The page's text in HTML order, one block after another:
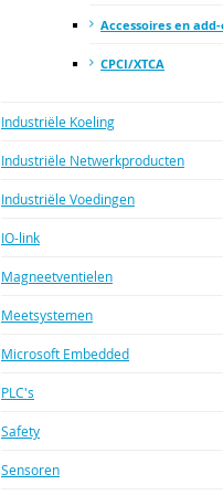
Accessoires en
CPCI/XTCA
Industriële Koeling
Industriële Netwerkproducten
Industriële Voedingen
IO-link
Magneetventielen
Meetsystemen
Microsoft Embedded
PLC's
Safety
Sensoren